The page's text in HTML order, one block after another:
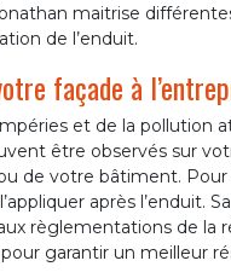
maitrise
de l’enduit.
façade à
et de la
être observés sur
de votre bâtiment.
après l’enduit.
règlementations de la
garantir un meilleur